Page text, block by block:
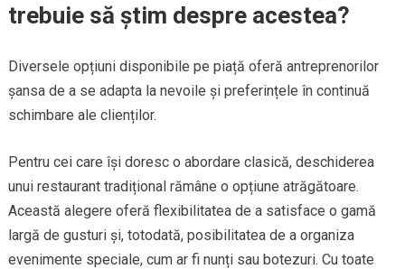
trebuie să știm despre acestea?
Diversele opțiuni disponibile pe piață oferă antreprenorilor
șansa de a se adapta la nevoile și preferințele în continuă
schimbare ale clienților.
Pentru cei care își doresc o abordare clasică, deschiderea
unui restaurant tradițional rămâne o opțiune atrăgătoare.
Această alegere oferă flexibilitatea de a satisface o gamă
largă de gusturi și, totodată, posibilitatea de a organiza
evenimente speciale, cum ar fi nunți sau botezuri. Cu toate